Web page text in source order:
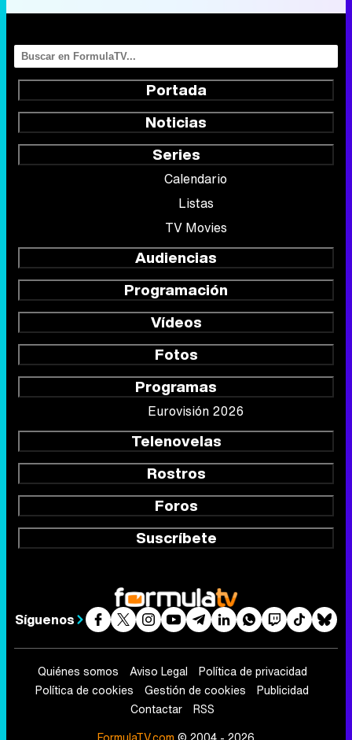
Portada
Noticias
Series
Calendario
Listas
TV Movies
Audiencias
Programación
Vídeos
Fotos
Programas
Eurovisión 2026
Telenovelas
Rostros
Foros
Suscríbete
Síguenos
Quiénes somos Aviso Legal
Política de privacidad
Política de cookies
Gestión de cookies
Publicidad
Contactar
RSS